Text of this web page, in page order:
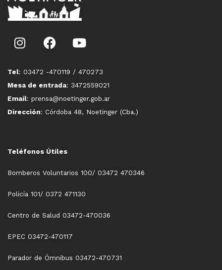
Tel: 03472 -470119 / 470273
Mesa de entrada: 3472559021
Email: prensa@noetinger.gob.ar
Dirección: Córdoba 48, Noetinger (Cba.)
Teléfonos Útiles
Bomberos Voluntarios 100/ 03472 470346
Policía 101/ 0372 471130
Centro de Salud 03472-470036
EPEC 03472-470117
Parador de Ómnibus 03472-470731